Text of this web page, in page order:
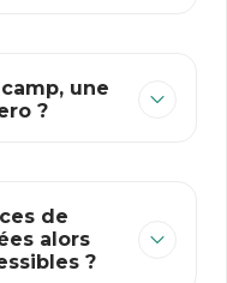
une
?
de
alors
?